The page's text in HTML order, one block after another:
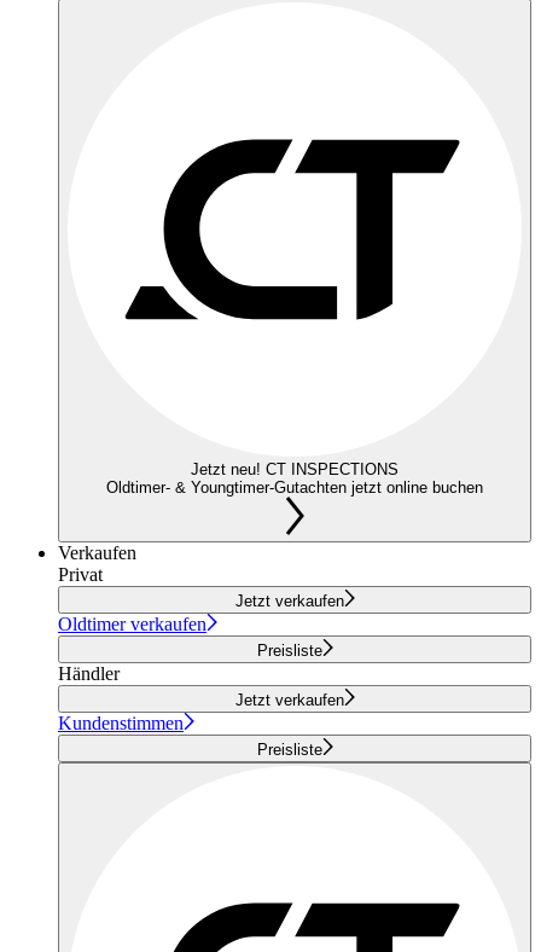
Jetzt neu! CT INSPECTIONS
Oldtimer- & Youngtimer-Gutachten jetzt online buchen
Verkaufen
Privat
Jetzt verkaufen
Oldtimer verkaufen
Preisliste
Händler
Jetzt verkaufen
Kundenstimmen
Preisliste